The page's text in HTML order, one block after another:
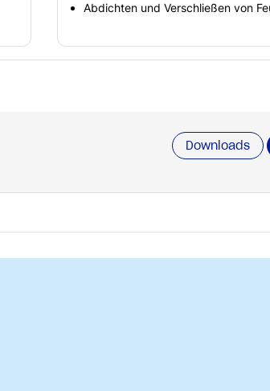
Abdichten und Verschließen von
Downloads